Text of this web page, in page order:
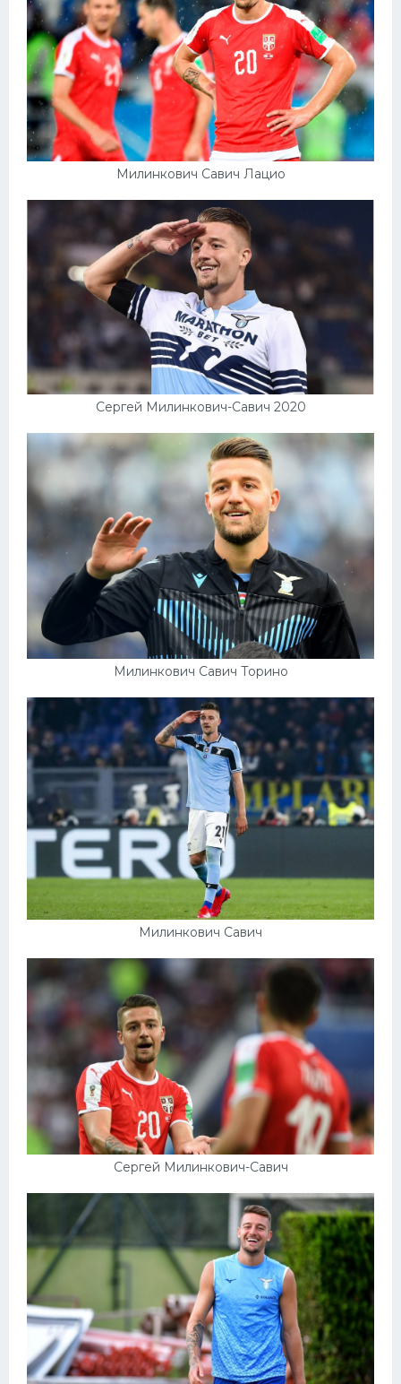
Милинкович Савич Лацио
Сергей Милинкович-Савич 2020
Милинкович Савич Торино
Милинкович Савич
Сергей Милинкович-Савич